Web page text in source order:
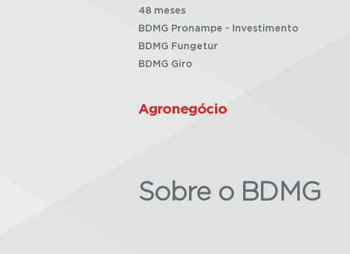
48 meses
BDMG Pronampe - Investimento
BDMG Fungetur
BDMG Giro
Agronegócio
Sobre o BDMG